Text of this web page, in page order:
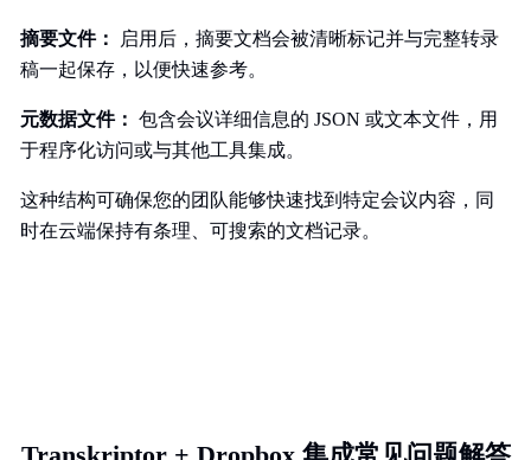
摘要文件：
启用后，摘要文档会被清晰标记并与完整转录
稿一起保存，以便快速参考。
元数据文件： 包含会议详细信息的 JSON 或文本文件，用
于程序化访问或与其他工具集成。
这种结构可确保您的团队能够快速找到特定会议内容，同
时在云端保持有条理、可搜索的文档记录。